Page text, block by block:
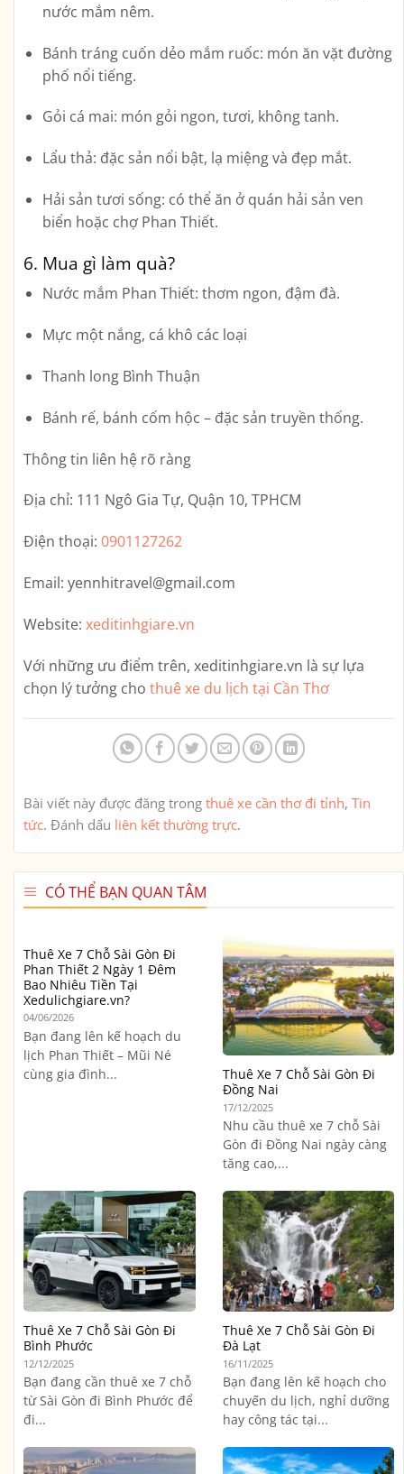
nước mắm nêm.
Bánh tráng cuốn dẻo mắm ruốc: món ăn vặt đường
phố nổi tiếng.
Gỏi cá mai: món gỏi ngon, tươi, không tanh.
Lẩu thả: đặc sản nổi bật, lạ miệng và đẹp mắt.
Hải sản tươi sống: có thể ăn ở quán hải sản ven
biển hoặc chợ Phan Thiết.
6. Mua gì làm quà?
Nước mắm Phan Thiết: thơm ngon, đậm đà.
Mực một nắng, cá khô các loại
Thanh long Bình Thuận
Bánh rế, bánh cốm hộc – đặc sản truyền thống.
Thông tin liên hệ rõ ràng
Địa chỉ: 111 Ngô Gia Tự, Quận 10, TPHCM
Điện thoại: 0901127262
Email: yennhitravel@gmail.com
Website: xeditinhgiare.vn
Với những ưu điểm trên, xeditinhgiare.vn là sự lựa
chọn lý tưởng cho thuê xe du lịch tại Cần Thơ
Bài viết này được đăng trong thuê xe cần thơ đi tỉnh, Tin
tức. Đánh dấu liên kết thường trực.
CÓ THỂ BẠN QUAN TÂM
Thuê Xe 7 Chỗ Sài Gòn Đi
Phan Thiết 2 Ngày 1 Đêm
Bao Nhiêu Tiền Tại
Xedulichgiare.vn?
04/06/2026
Bạn đang lên kế hoạch du
lịch Phan Thiết – Mũi Né
cùng gia đình...
Thuê Xe 7 Chỗ Sài Gòn Đi
Đồng Nai
17/12/2025
Nhu cầu thuê xe 7 chỗ Sài
Gòn đi Đồng Nai ngày càng
tăng cao,...
Thuê Xe 7 Chỗ Sài Gòn Đi
Bình Phước
12/12/2025
Bạn đang cần thuê xe 7 chỗ
từ Sài Gòn đi Bình Phước để
đi...
Thuê Xe 7 Chỗ Sài Gòn Đi
Đà Lạt
16/11/2025
Bạn đang lên kế hoạch cho
chuyến du lịch, nghỉ dưỡng
hay công tác tại...